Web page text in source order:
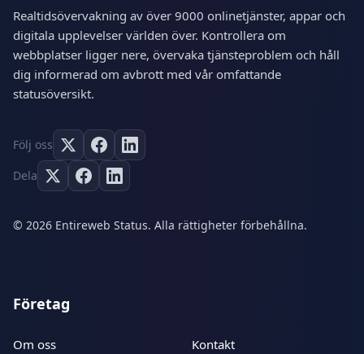
Realtidsövervakning av över 9000 onlinetjänster, appar och
digitala upplevelser världen över. Kontrollera om
webbplatser ligger nere, övervaka tjänsteproblem och håll
dig informerad om avbrott med vår omfattande
statusöversikt.
Följ oss
Dela
© 2026 Entireweb Status. Alla rättigheter förbehållna.
Företag
Om oss Kontakt